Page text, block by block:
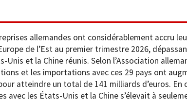
allemandes ont considérablement accru
de l’Est au premier trimestre 2026,
Unis et la Chine réunis. Selon l’Association
et les importations avec ces 29 pays ont
atteindre un total de 141 milliards d’euros.
avec les États-Unis et la Chine s’élevait à